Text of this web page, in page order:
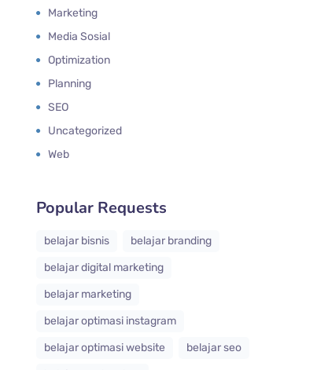
Marketing
Media Sosial
Optimization
Planning
SEO
Uncategorized
Web
Popular Requests
belajar bisnis
belajar branding
belajar digital marketing
belajar marketing
belajar optimasi instagram
belajar optimasi website
belajar seo